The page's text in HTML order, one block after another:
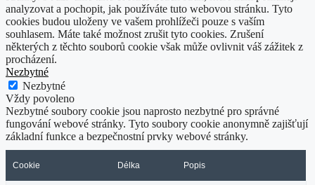
analyzovat a pochopit, jak používáte tuto webovou stránku. Tyto
cookies budou uloženy ve vašem prohlížeči pouze s vaším
souhlasem. Máte také možnost zrušit tyto cookies. Zrušení
některých z těchto souborů cookie však může ovlivnit váš zážitek z
procházení.
Nezbytné
Nezbytné
Vždy povoleno
Nezbytné soubory cookie jsou naprosto nezbytné pro správné
fungování webové stránky. Tyto soubory cookie anonymně zajišťují
základní funkce a bezpečnostní prvky webové stránky.
Cookie Délka Popis